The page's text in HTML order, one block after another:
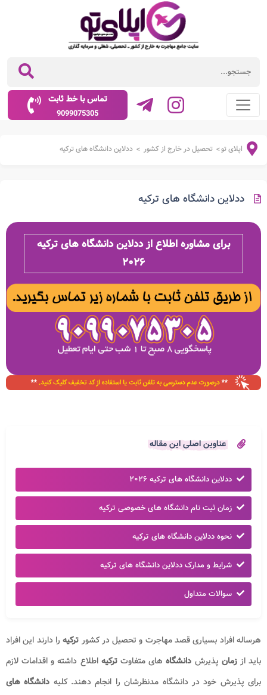
تماس با خط ثابت
9099075305
اپلای تو> تحصیل در خارج از کشور > ددلاین دانشگاه های ترکیه
ددلاین دانشگاه های ترکیه
برای مشاوره اطلاع از ددلاین دانشگاه های ترکیه
۲۰۲۶
عناوین اصلی این مقاله
ددلاین دانشگاه های ترکیه ۲۰۲۶
زمان ثبت نام دانشگاه های خصوصی ترکیه
نحوه ددلاین دانشگاه های ترکیه
شرایط و مدارک ددلاین دانشگاه های ترکیه
سوالات متداول
هرساله افراد بسیاری قصد مهاجرت و تحصیل در کشور ترکیه را دارند این افراد
باید اززمان پذیرش دانشگاه های متفاوتترکیهاطلاع داشته و اقدامات لازم
برای پذیرش خود در دانشگاه مدنظرشان را انجام دهند. کلیه دانشگاه های